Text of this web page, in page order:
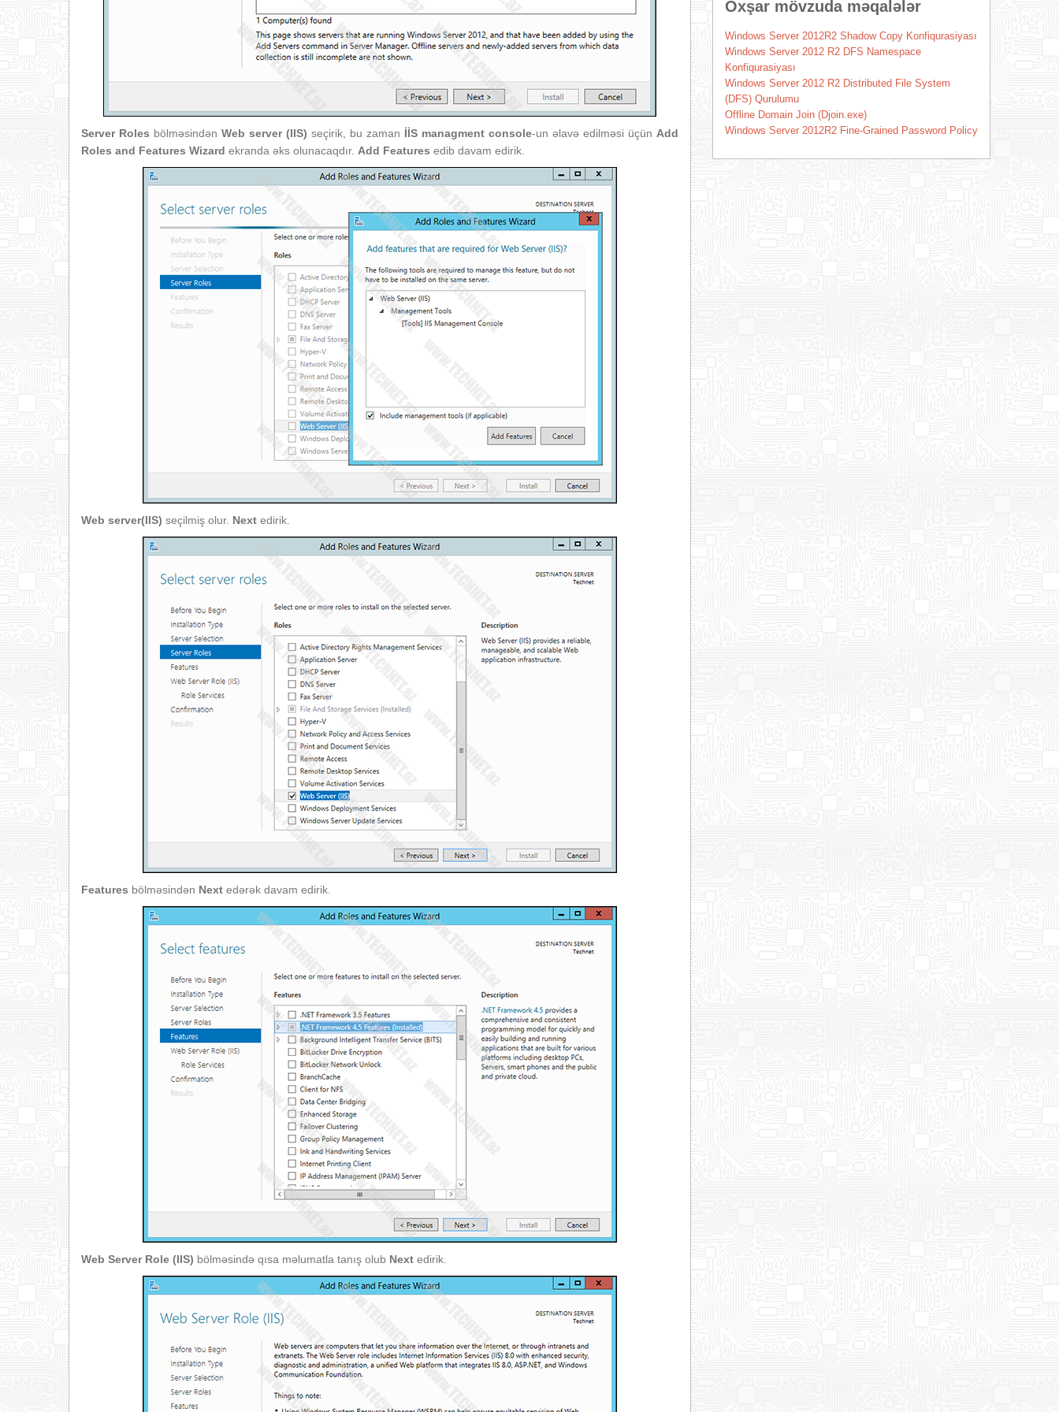
Server Roles bölməsindən Web server (IIS) seçirik, bu zaman İİS managment console-un əlavə edilməsi üçün Add
Roles and Features Wizard ekranda əks olunacaqdır. Add Features edib davam edirik.
Web server(IIS) seçilmiş olur. Next edirik.
Features bölməsindən Next edərək davam edirik.
Web Server Role (IIS) bölməsində qısa məlumatla tanış olub Next edirik.
Oxşar mövzuda məqalələr
Windows Server 2012R2 Shadow Copy Konfiqurasiyası
Windows Server 2012 R2 DFS Namespace
Konfiqurasiyası
Windows Server 2012 R2 Distributed File System
(DFS) Qurulumu
Offline Domain Join (Djoin.exe)
Windows Server 2012R2 Fine-Grained Password Policy